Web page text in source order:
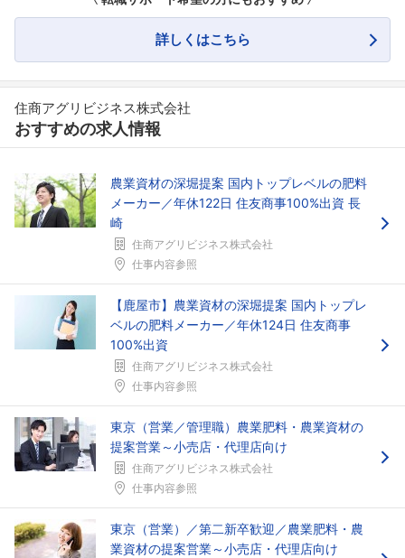
こちらの企業もフォローしませんか？
詳しくはこちら
住商アグリビジネス株式会社
おすすめの求人情報
農業資材の深堀提案 国内トップレベルの肥料
メーカー／年休122日 住友商事100%出資 長
崎
住商アグリビジネス株式会社
仕事内容参照
【鹿屋市】農業資材の深堀提案 国内トップレ
ベルの肥料メーカー／年休124日 住友商事
100%出資
住商アグリビジネス株式会社
仕事内容参照
東京（営業／管理職）農業肥料・農業資材の
提案営業～小売店・代理店向け
住商アグリビジネス株式会社
仕事内容参照
東京（営業）／第二新卒歓迎／農業肥料・農
業資材の提案営業～小売店・代理店向け